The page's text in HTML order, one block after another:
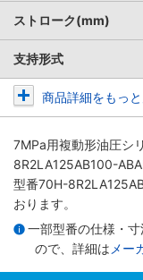
ストローク(mm)
支持形式
商品詳細をもっ
7MPa用複動形油圧シ
8R2LA125AB100-
型番70H-
おります。
一部型番の仕様・
ので、詳細は メー